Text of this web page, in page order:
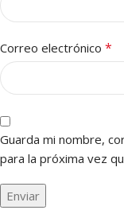
Correo electrónico *
Guarda mi nombre,
para la próxima vez